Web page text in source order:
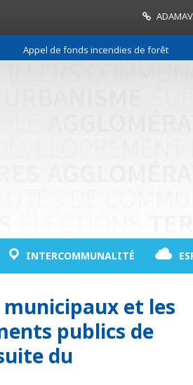
Appel de fonds incendies de forêt
INTERCOMMUNALITÉ
et les
publics de
du